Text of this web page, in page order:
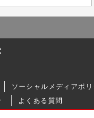
ソーシャルメディアポリ
よくある質問